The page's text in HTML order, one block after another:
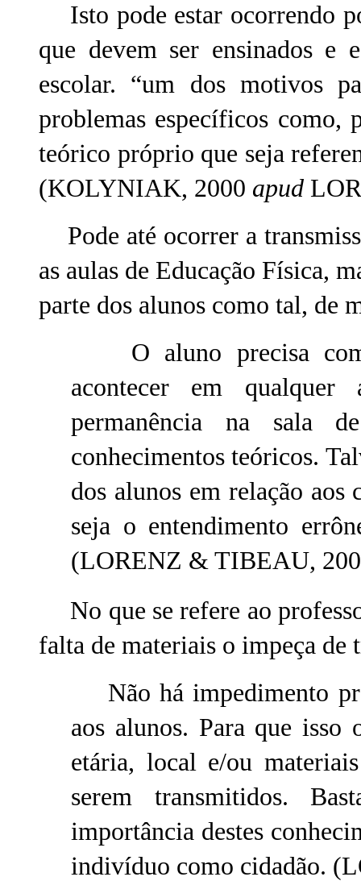
Isto pode estar ocorrendo
que devem ser ensinados e
escolar. “um dos motivos
problemas específicos como,
teórico próprio que seja
(KOLYNIAK, 2000 apud
Pode até ocorrer a
as aulas de Educação Física,
parte dos alunos como tal, de
O aluno precisa
acontecer em
permanência na sala
conhecimentos teóricos.
dos alunos em relação aos
seja o entendimento
(LORENZ & TIBEAU,
No que se refere ao
falta de materiais o impeça de
Não há impedimento
aos alunos. Para que isso
etária, local e/ou
serem transmitidos.
importância destes
indivíduo como cidadão.